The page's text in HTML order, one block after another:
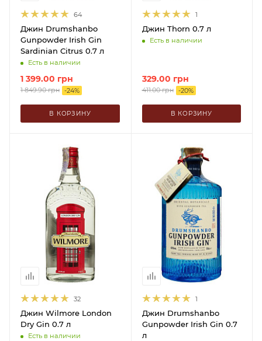
64
Джин Drumshanbo
Gunpowder Irish Gin
Sardinian Citrus 0.7 л
Есть в наличии
1 399.00 грн
1 849.90грн -24%
В КОРЗИНУ
1
Джин Thorn 0.7 л
Есть в наличии
329.00 грн
411.00грн -20%
В КОРЗИНУ
32
Джин Wilmore London
Dry Gin 0.7 л
Есть в наличии
1
Джин Drumshanbo
Gunpowder Irish Gin 0.7
л